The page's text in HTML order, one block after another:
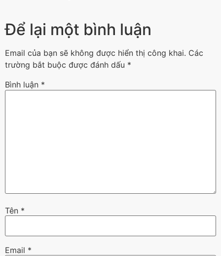
Để lại một bình luận
Email của bạn sẽ không được hiển thị công khai. Các
trường bắt buộc được đánh dấu *
Bình luận *
Tên *
Email *